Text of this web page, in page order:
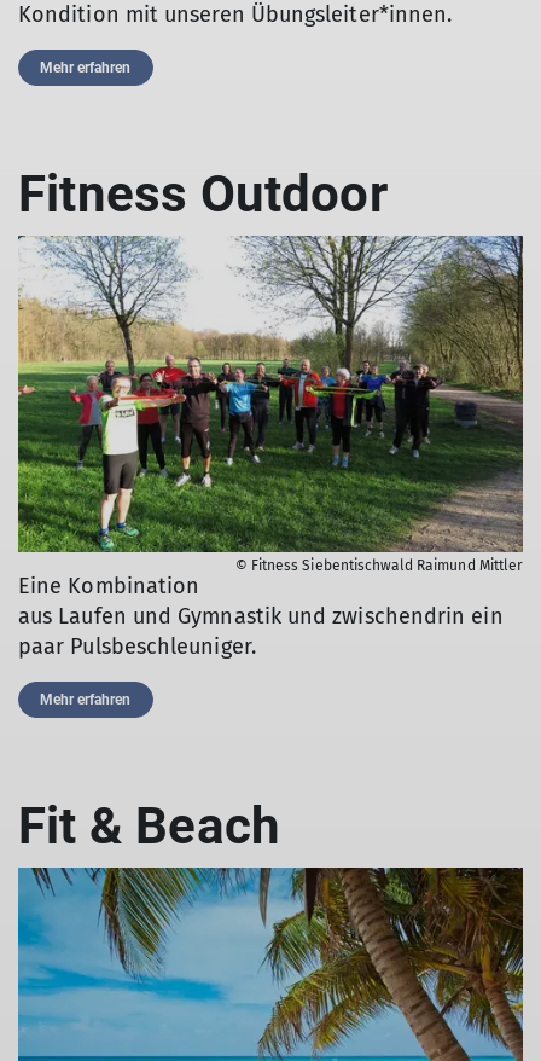
Kondition mit unseren Übungsleiter*innen.
Mehr erfahren
Fitness Outdoor
© Fitness Siebentischwald Raimund Mittler
Eine Kombination
aus Laufen und Gymnastik und zwischendrin ein
paar Pulsbeschleuniger.
Mehr erfahren
Fit & Beach